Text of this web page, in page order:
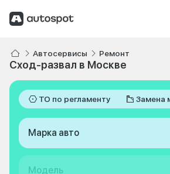
Автосервисы Ремонт
Сход-развал в Москве
ТО по регламенту Замена
Марка авто
Модель